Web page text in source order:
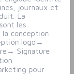
journaux et
La
les
conception
logo →
→ Signature
pour